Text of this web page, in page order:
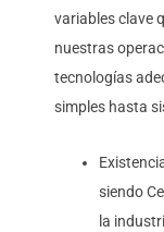
variables clave
nuestras
tecnologías
simples hasta
siendo
la